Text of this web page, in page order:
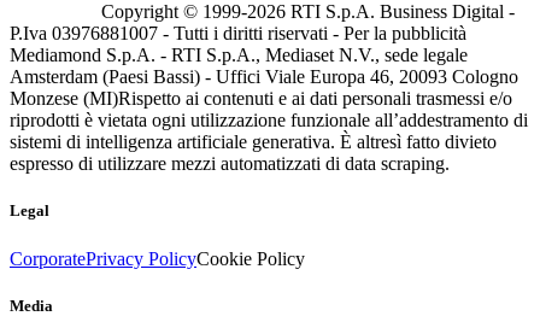
Copyright © 1999-2026 RTI S.p.A. Business Digital -
P.Iva 03976881007 - Tutti i diritti riservati - Per la pubblicità
Mediamond S.p.A. - RTI S.p.A., Mediaset N.V., sede legale
Amsterdam (Paesi Bassi) - Uffici Viale Europa 46, 20093 Cologno
Monzese (MI)Rispetto ai contenuti e ai dati personali trasmessi e/o
riprodotti è vietata ogni utilizzazione funzionale all’addestramento di
sistemi di intelligenza artificiale generativa. È altresì fatto divieto
espresso di utilizzare mezzi automatizzati di data scraping.
Legal
CorporatePrivacy PolicyCookie Policy
Media